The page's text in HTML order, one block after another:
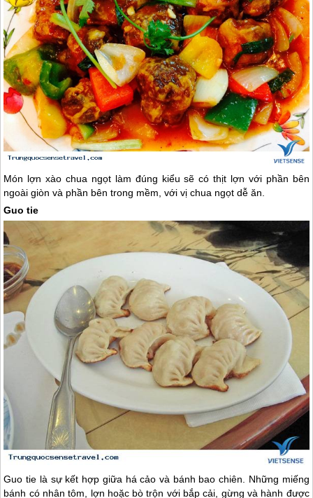
Món lợn xào chua ngọt làm đúng kiểu sẽ có thịt lợn với phần bên
ngoài giòn và phần bên trong mềm, với vị chua ngọt dễ ăn.
Guo tie
Guo tie là sự kết hợp giữa há cảo và bánh bao chiên. Những miếng
bánh có nhân tôm, lợn hoặc bò trộn với bắp cải, gừng và hành được